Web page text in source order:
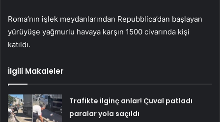
Roma’nın işlek meydanlarından Repubblica’dan başlayan
yürüyüşe yağmurlu havaya karşın 1500 civarında kişi
katıldı.
İlgili Makaleler
Trafikte ilginç anlar! Çuval patladı
paralar yola saçıldı